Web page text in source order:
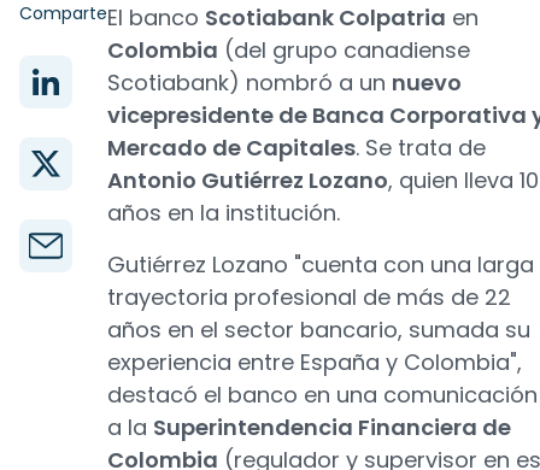
ComparteEl banco Scotiabank Colpatria en
Colombia (del grupo canadiense
Scotiabank) nombró a un nuevo
vicepresidente de Banca Corporativa
Mercado de Capitales. Se trata de
Antonio Gutiérrez Lozano, quien lleva 10
años en la institución.
Gutiérrez Lozano "cuenta con una larga
trayectoria profesional de más de 22
años en el sector bancario, sumada su
experiencia entre España y Colombia",
destacó el banco en una comunicación
a la Superintendencia Financiera de
Colombia (regulador y supervisor en es